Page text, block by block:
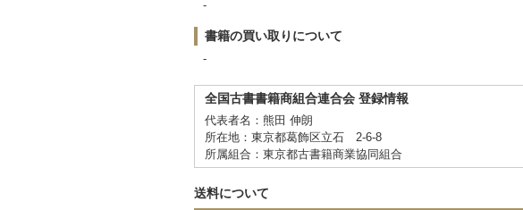
-
書籍の買い取りについて
-
全国古書書籍商組合連合会 登録情報
代表者名：熊田 伸朗
所在地：東京都葛飾区立石 2-6-8
所属組合：東京都古書籍商業協同組合
送料について